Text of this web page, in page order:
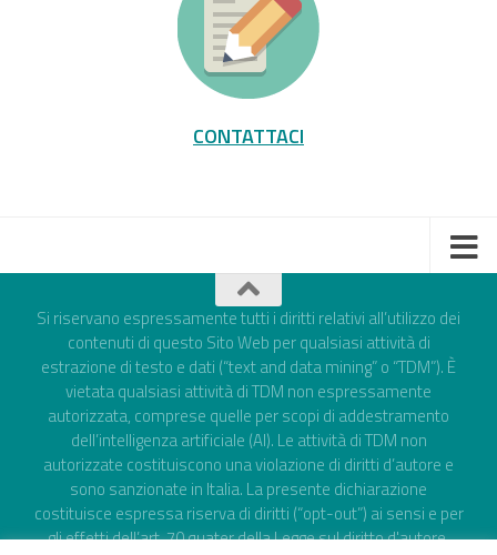
CONTATTACI
Si riservano espressamente tutti i diritti relativi all’utilizzo dei
contenuti di questo Sito Web per qualsiasi attività di
estrazione di testo e dati (“text and data mining” o “TDM”). È
vietata qualsiasi attività di TDM non espressamente
autorizzata, comprese quelle per scopi di addestramento
dell’intelligenza artificiale (AI). Le attività di TDM non
autorizzate costituiscono una violazione di diritti d’autore e
sono sanzionate in Italia. La presente dichiarazione
costituisce espressa riserva di diritti (“opt-out”) ai sensi e per
gli effetti dell’art. 70 quater della Legge sul diritto d'autore,